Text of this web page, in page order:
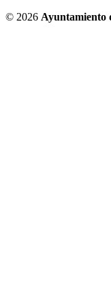
© 2026 Ayuntamiento